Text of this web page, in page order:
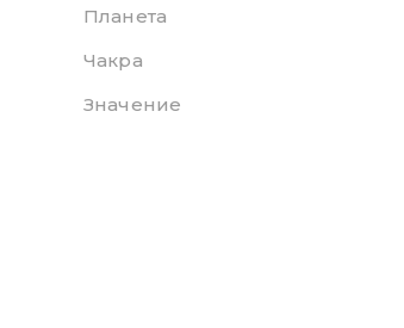
Планета
Чакра
Значение